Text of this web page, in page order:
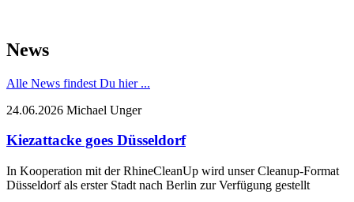
News
Alle News findest Du hier ...
24.06.2026 Michael Unger
Kiezattacke goes Düsseldorf
In Kooperation mit der RhineCleanUp wird unser Cleanup-Format
Düsseldorf als erster Stadt nach Berlin zur Verfügung gestellt